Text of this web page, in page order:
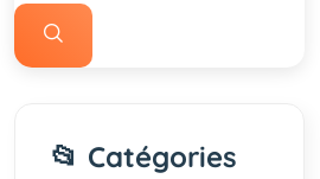
📂 Catégories